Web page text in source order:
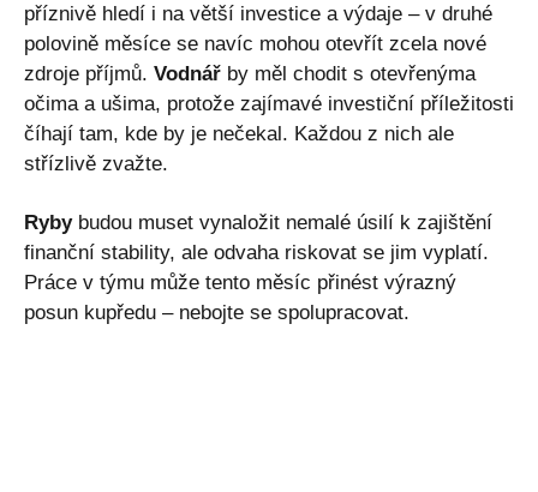
příznivě hledí i na větší investice a výdaje – v druhé
polovině měsíce se navíc mohou otevřít zcela nové
zdroje příjmů. Vodnář by měl chodit s otevřenýma
očima a ušima, protože zajímavé investiční příležitosti
číhají tam, kde by je nečekal. Každou z nich ale
střízlivě zvažte.
Rybybudou muset vynaložit nemalé úsilí k zajištění
finanční stability, ale odvaha riskovat se jim vyplatí.
Práce v týmu může tento měsíc přinést výrazný
posun kupředu – nebojte se spolupracovat.